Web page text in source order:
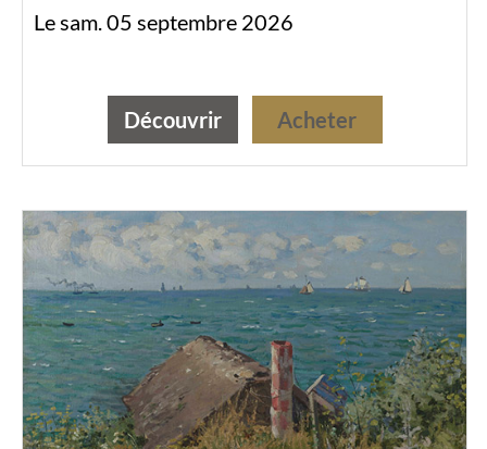
Le sam. 05 septembre 2026
Découvrir Acheter